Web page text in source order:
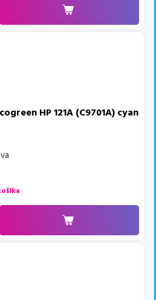
HP 121A (C9701A) cyan